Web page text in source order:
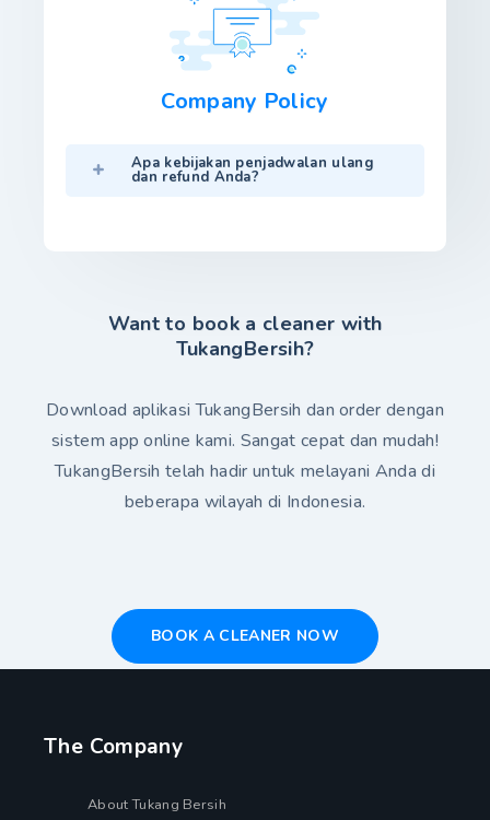
Company Policy
Apa kebijakan penjadwalan ulang
dan refund Anda?
Want to book a cleaner with
TukangBersih?
Download aplikasi TukangBersih dan order dengan
sistem app online kami. Sangat cepat dan mudah!
TukangBersih telah hadir untuk melayani Anda di
beberapa wilayah di Indonesia.
BOOK A CLEANER NOW
The Company
About Tukang Bersih